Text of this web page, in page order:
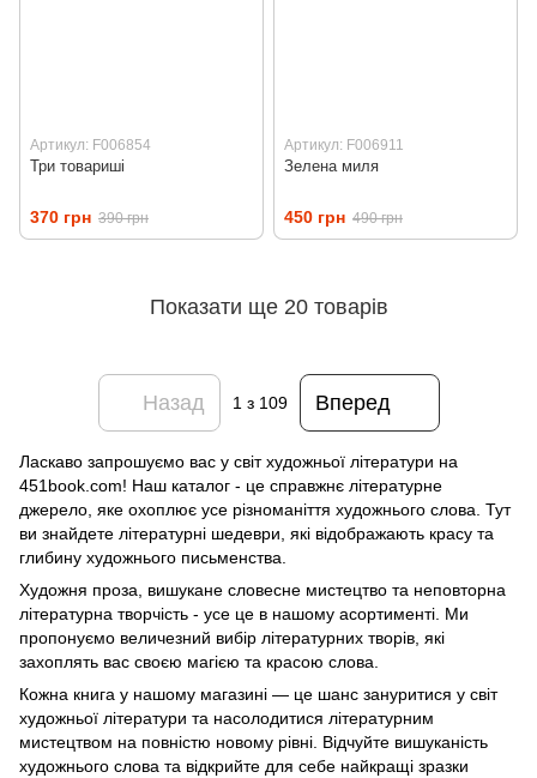
Артикул: F006854
Три товариші
370 грн 390 грн
Артикул: F006911
Зелена миля
450 грн 490 грн
Показати ще 20 товарів
Назад 1з 109 Вперед
Ласкаво запрошуємо вас у світ художньої літератури на
451book.com! Наш каталог - це справжнє літературне
джерело, яке охоплює усе різноманіття художнього слова. Тут
ви знайдете літературні шедеври, які відображають красу та
глибину художнього письменства.
Художня проза, вишукане словесне мистецтво та неповторна
літературна творчість - усе це в нашому асортименті. Ми
пропонуємо величезний вибір літературних творів, які
захоплять вас своєю магією та красою слова.
Кожна книга у нашому магазині — це шанс зануритися у світ
художньої літератури та насолодитися літературним
мистецтвом на повністю новому рівні. Відчуйте вишуканість
художнього слова та відкрийте для себе найкращі зразки